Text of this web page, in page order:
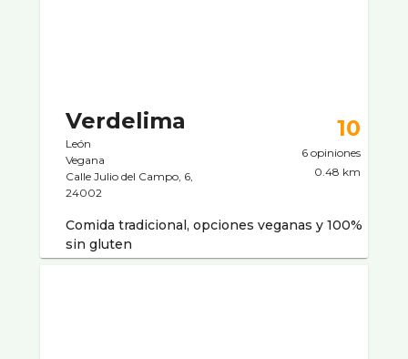
Verdelima
León
Vegana
Calle Julio del Campo, 6,
24002
10
6 opiniones
0.48 km
Comida tradicional, opciones veganas y 100%
sin gluten